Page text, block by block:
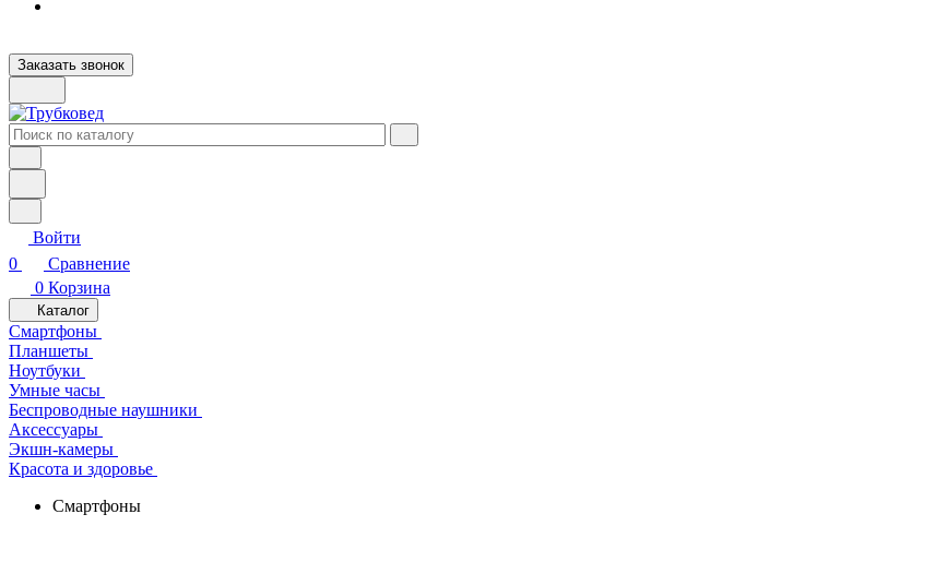
Заказать звонок
Войти
0
Сравнение
0 Корзина
Каталог
Смартфоны
Планшеты
Ноутбуки
Умные часы
Беспроводные наушники
Аксессуары
Экшн-камеры
Красота и здоровье
Смартфоны